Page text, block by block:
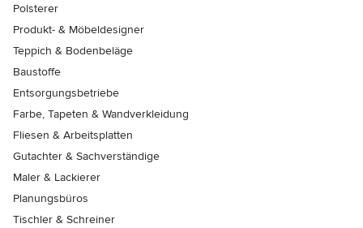
Polsterer
Produkt- & Möbeldesigner
Teppich & Bodenbeläge
Baustoffe
Entsorgungsbetriebe
Farbe, Tapeten & Wandverkleidung
Fliesen & Arbeitsplatten
Gutachter & Sachverständige
Maler & Lackierer
Planungsbüros
Tischler & Schreiner